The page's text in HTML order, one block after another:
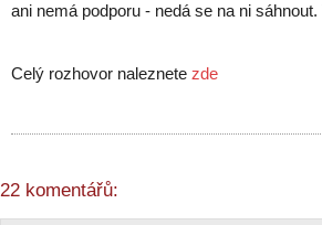
ani nemá podporu - nedá se na ni
Celý rozhovor naleznete zde
22 komentářů: